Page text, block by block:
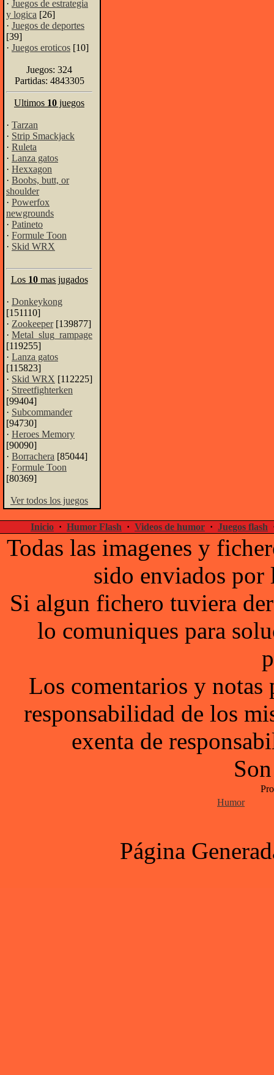
· Juegos de estrategia
y logica [26]
· Juegos de deportes
[39]
· Juegos eroticos [10]
Juegos: 324
Partidas: 4843305
Ultimos 10 juegos
· Tarzan
· Strip Smackjack
· Ruleta
· Lanza gatos
· Hexxagon
· Boobs, butt, or
shoulder
· Powerfox
newgrounds
· Patineto
· Formule Toon
· Skid WRX
Los 10mas jugados
· Donkeykong
[151110]
· Zookeeper[139877]
· Metal_slug_rampage
[119255]
· Lanza gatos
[115823]
· Skid WRX [112225]
· Streetfighterken
[99404]
· Subcommander
[94730]
· Heroes Memory
[90090]
· Borrachera [85044]
· Formule Toon
[80369]
Ver todos los juegos
Inicio · Humor Flash · Videos de humor · Juegos flash
Todas las imagenes y
sido enviados por
Si algun fichero tuviera
lo comuniques para
Los comentarios y notas
responsabilidad de los
exenta de
Humor
Página